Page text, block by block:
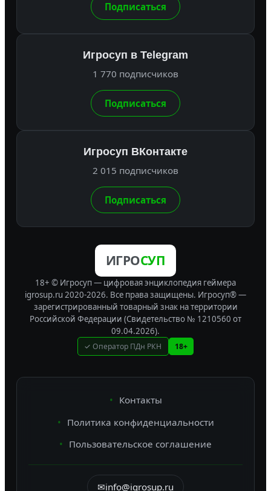
Подписаться
Игросуп в Telegram
1 770 подписчиков
Подписаться
Игросуп ВКонтакте
2 015 подписчиков
Подписаться
ИГРОСУП
18+ © Игросуп — цифровая энциклопедия геймера
igrosup.ru 2020-2026. Все права защищены. Игросуп® —
зарегистрированный товарный знак на территории
Российской Федерации (Свидетельство № 1210560 от
09.04.2026).
✓ Оператор ПДн РКН 18+
Контакты
Политика конфиденциальности
Пользовательское соглашение
✉info@igrosup.ru